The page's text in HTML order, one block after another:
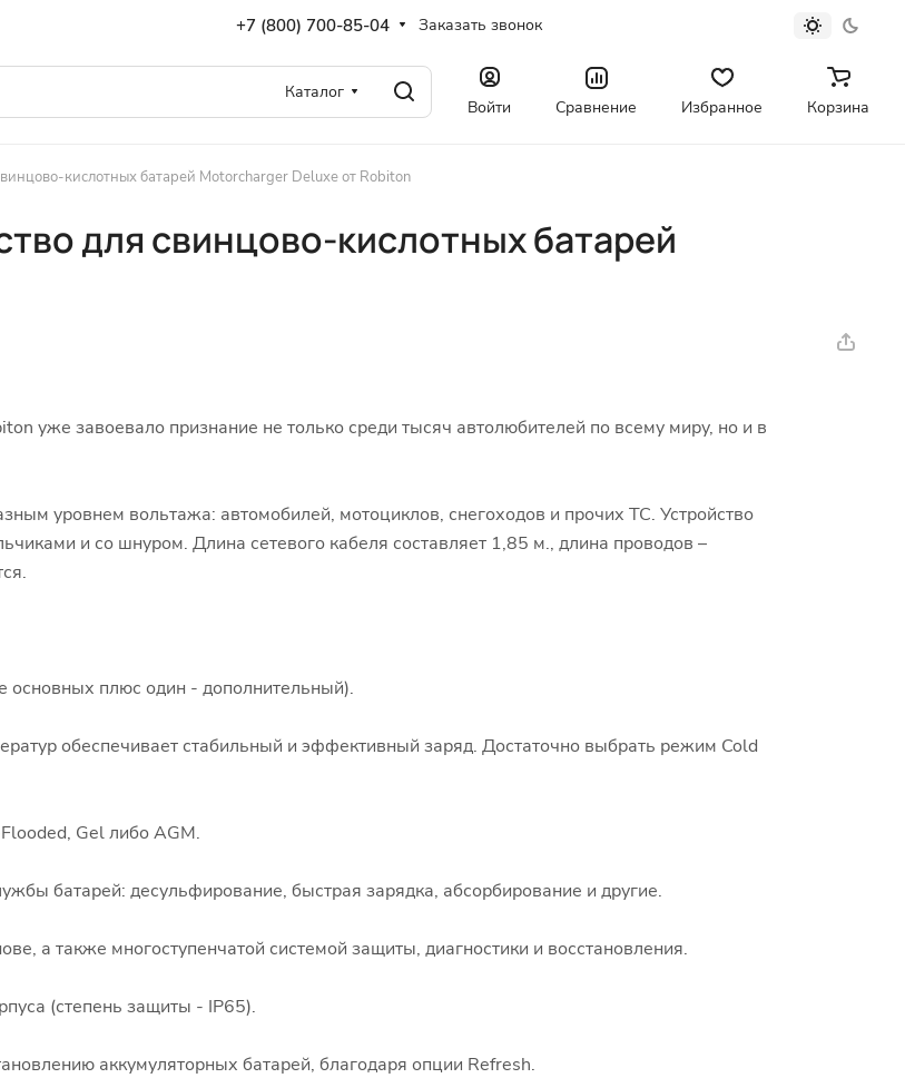
+7 (800) 700-85-04 Заказать звонок
Каталог
Войти Сравнение Избранное Корзина
кислотных батарей Motorcharger Deluxe от Robiton
для свинцово-кислотных батарей
уже завоевало признание не только среди тысяч автолюбителей по всему миру, но и в
уровнем вольтажа: автомобилей, мотоциклов, снегоходов и прочих ТС. Устройство
и со шнуром. Длина сетевого кабеля составляет 1,85 м., длина проводов –
плюс один - дополнительный).
обеспечивает стабильный и эффективный заряд. Достаточно выбрать режим Cold
Gel либо AGM.
батарей: десульфирование, быстрая зарядка, абсорбирование и другие.
а также многоступенчатой системой защиты, диагностики и восстановления.
(степень защиты - IP65).
аккумуляторных батарей, благодаря опции Refresh.